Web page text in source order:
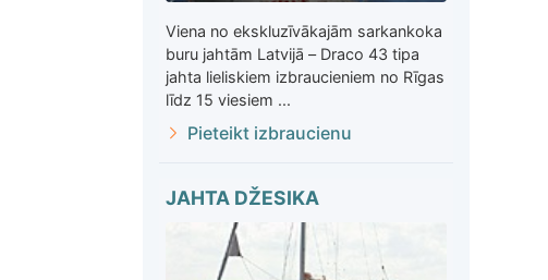
Viena no ekskluzīvākajām sarkankoka
buru jahtām Latvijā – Draco 43 tipa
jahta lieliskiem izbraucieniem no Rīgas
līdz 15 viesiem ...
Pieteikt izbraucienu
JAHTA DŽESIKA